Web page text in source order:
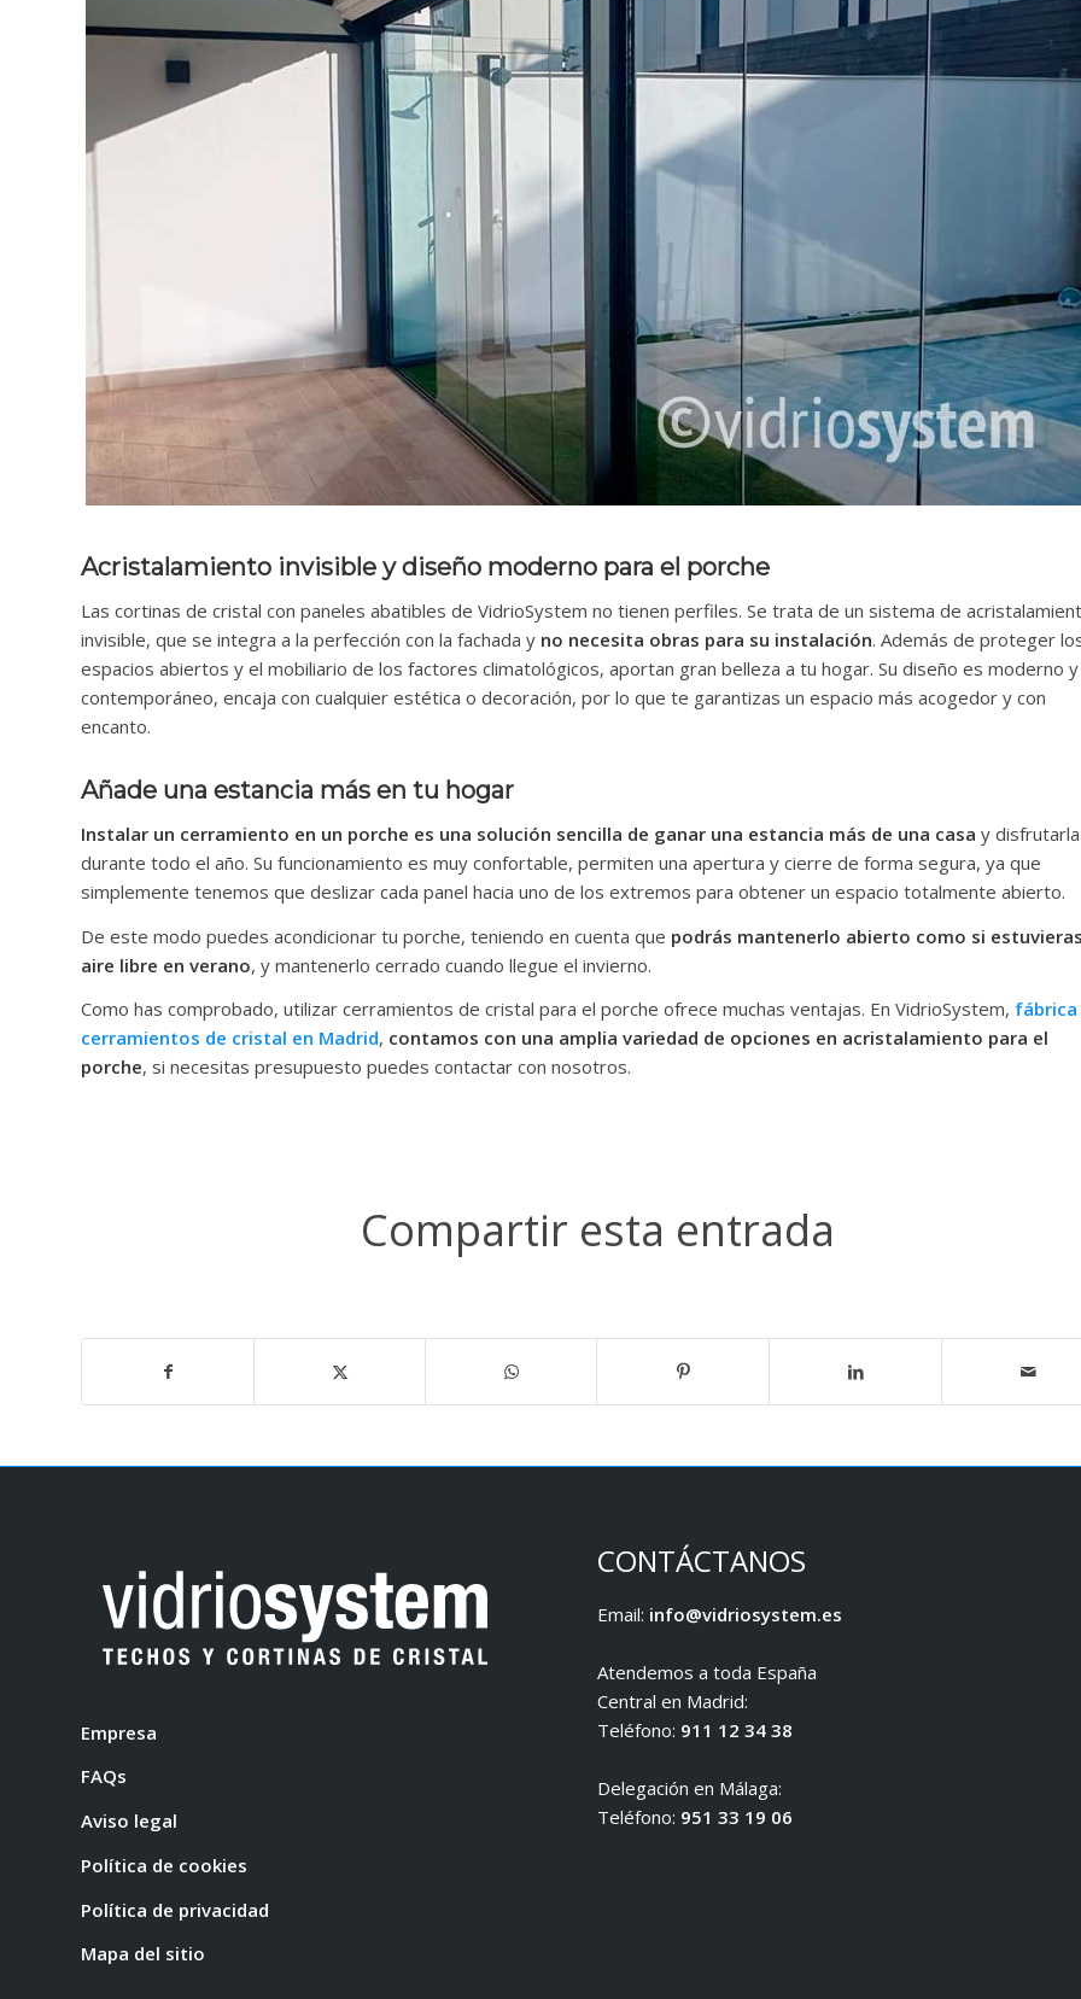
Acristalamiento invisible y diseño moderno para el porche
Las cortinas de cristal con paneles abatibles de VidrioSystem no tienen perfiles. Se trata de un sistema de
invisible, que se integra a la perfección con la fachada y no necesita obras para su instalación. Además de proteger
espacios abiertos y el mobiliario de los factores climatológicos, aportan gran belleza a tu hogar. Su diseño es moderno y
contemporáneo, encaja con cualquier estética o decoración, por lo que te garantizas un espacio más acogedor y con
encanto.
Añade una estancia más en tu hogar
Instalar un cerramiento en un porche es una solución sencilla de ganar una estancia más de una casa y disfrutarla
durante todo el año. Su funcionamiento es muy confortable, permiten una apertura y cierre de forma segura, ya que
simplemente tenemos que deslizar cada panel hacia uno de los extremos para obtener un espacio totalmente abierto.
De este modo puedes acondicionar tu porche, teniendo en cuenta que podrás mantenerlo abierto como si
aire libre en verano, y mantenerlo cerrado cuando llegue el invierno.
Como has comprobado, utilizar cerramientos de cristal para el porche ofrece muchas ventajas. En VidrioSystem, fábrica
cerramientos de cristal en Madrid, contamos con una amplia variedad de opciones en acristalamiento para el
porche, si necesitas presupuesto puedes contactar con nosotros.
Compartir esta entrada
Empresa
FAQs
Aviso legal
Política de cookies
Política de privacidad
Mapa del sitio
CONTÁCTANOS
Email: info@vidriosystem.es
Atendemos a toda España
Central en Madrid:
Teléfono: 911 12 34 38
Delegación en Málaga:
Teléfono: 951 33 19 06